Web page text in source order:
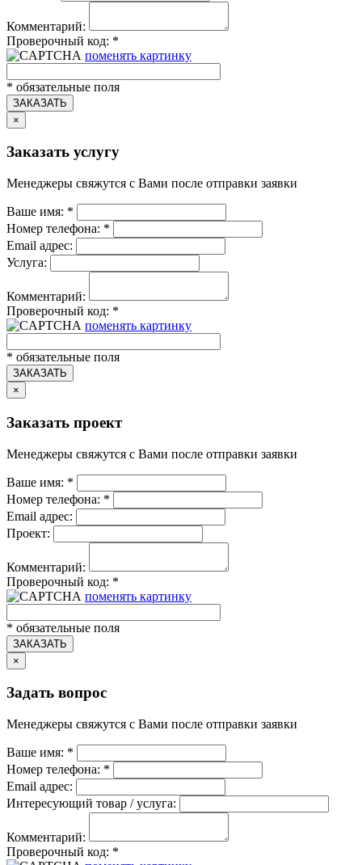
Комментарий:
Проверочный код: *
поменять картинку
* обязательные поля
ЗАКАЗАТЬ
×
Заказать услугу
Менеджеры свяжутся с Вами после отправки заявки
Ваше имя: *
Номер телефона: *
Email адрес:
Услуга:
Комментарий:
Проверочный код: *
поменять картинку
* обязательные поля
ЗАКАЗАТЬ
×
Заказать проект
Менеджеры свяжутся с Вами после отправки заявки
Ваше имя: *
Номер телефона: *
Email адрес:
Проект:
Комментарий:
Проверочный код: *
поменять картинку
* обязательные поля
ЗАКАЗАТЬ
×
Задать вопрос
Менеджеры свяжутся с Вами после отправки заявки
Ваше имя: *
Номер телефона: *
Email адрес:
Интересующий товар / услуга:
Комментарий:
Проверочный код: *